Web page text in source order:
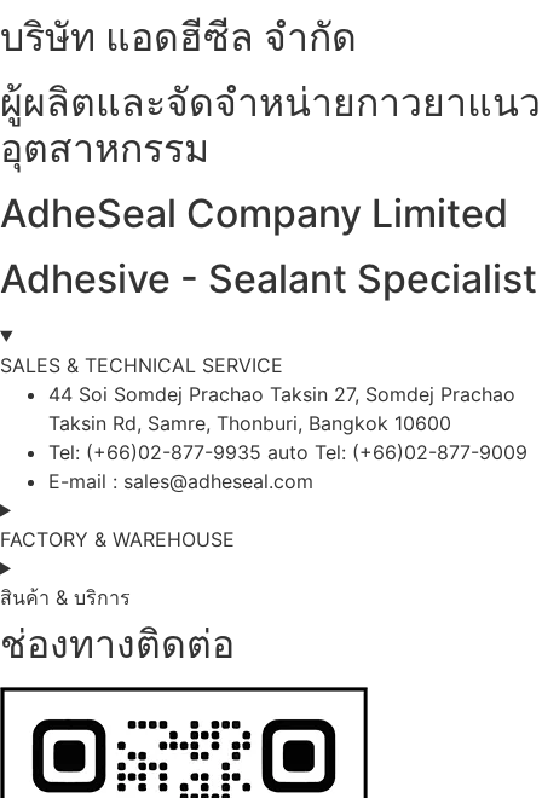
บริษัท แอดฮีซีล จำกัด
ผู้ผลิตและจัดจำหน่ายกาวยาแนว
อุตสาหกรรม
AdheSeal Company Limited
Adhesive - Sealant Specialist
SALES & TECHNICAL SERVICE
44 Soi Somdej Prachao Taksin 27, Somdej Prachao
Taksin Rd, Samre, Thonburi, Bangkok 10600
Tel: (+66)02-877-9935 auto Tel: (+66)02-877-9009
E-mail : sales@adheseal.com
FACTORY & WAREHOUSE
สินค้า & บริการ
ช่องทางติดต่อ